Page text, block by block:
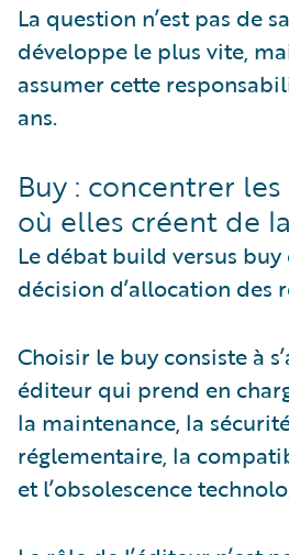
La question n’est pas de
développe le plus vite,
assumer cette
ans.
Buy : concentrer les
où elles créent de
Le débat build versus
décision d’allocation des
Choisir le buy consiste à
éditeur qui prend en
la maintenance, la
réglementaire, la
et l’obsolescence